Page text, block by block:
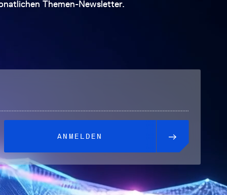
Themen-Newsletter.
ANMELDEN